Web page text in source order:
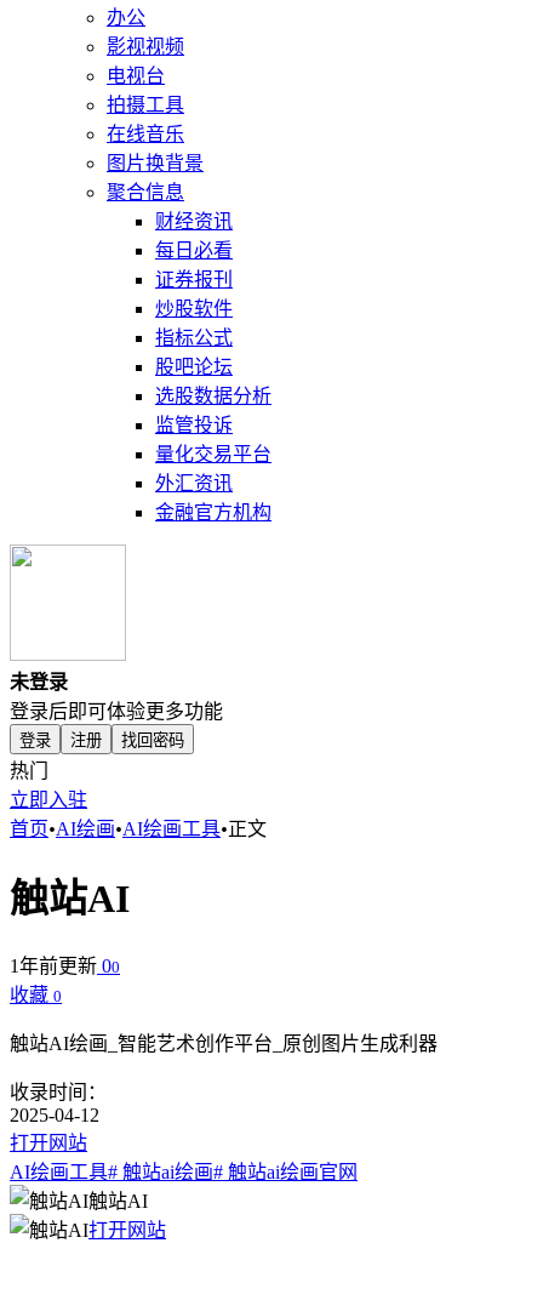
办公
影视视频
电视台
拍摄工具
在线音乐
图片换背景
聚合信息
财经资讯
每日必看
证券报刊
炒股软件
指标公式
股吧论坛
选股数据分析
监管投诉
量化交易平台
外汇资讯
金融官方机构
未登录
登录后即可体验更多功能
登录 注册 找回密码
热门
立即入驻
首页•AI绘画•AI绘画工具•正文
触站AI
1年前更新 00
收藏 0
触站AI绘画_智能艺术创作平台_原创图片生成利器
收录时间：
2025-04-12
打开网站
AI绘画工具# 触站ai绘画# 触站ai绘画官网
触站AI
打开网站